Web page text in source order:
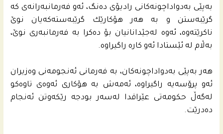
به‌پێى به‌دواداچونه‌كانى رادیۆى ده‌نگ، ئه‌و فه‌رمانبه‌رانه‌ى كه‌
گرێبەستن و به‌ هه‌ر هۆكارێك گرێبه‌سته‌كه‌یان نوێ
ناكرێته‌وه‌، ئه‌وه‌ له‌جێدانانیان بۆ ده‌كرا به‌ فه‌رمانبه‌رى نوێ،
به‌ڵام له‌ ئێستادا ئه‌و كاره‌ راگیراوه‌.
هه‌ر به‌پێى به‌دواداچونه‌كان، به‌ فه‌رمانى ئه‌نجومه‌نى وه‌زیران
ئه‌و پرۆسەیە‌ راگیراوه‌، ئه‌مه‌ش به‌ هۆكارى ئه‌وه‌ى تاوه‌كو
له‌گه‌ڵ حكومه‌تى عێراقدا له‌سه‌ر بودجه‌ رێكه‌وتن ئه‌نجام
ده‌درێت.